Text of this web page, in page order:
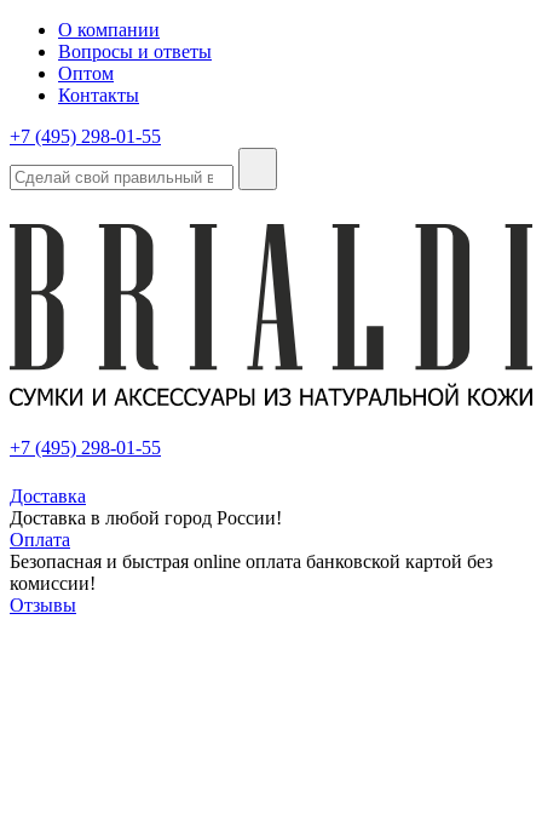
О компании
Вопросы и ответы
Оптом
Контакты
+7 (495) 298-01-55
+7 (495) 298-01-55
Доставка
Доставка в любой город России!
Оплата
Безопасная и быстрая online оплата банковской картой без
комиссии!
Отзывы